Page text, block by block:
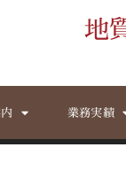
地
業務実績